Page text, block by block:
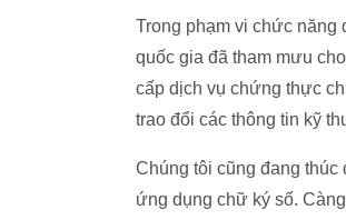
Trong phạm vi chức năng
quốc gia đã tham mưu
cấp dịch vụ chứng thực
trao đổi các thông tin kỹ
Chúng tôi cũng đang thúc
ứng dụng chữ ký số.